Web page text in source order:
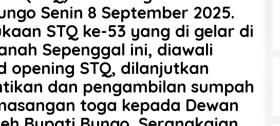
Senin 8 September 2025.
STQ ke-53 yang di gelar di
Sepenggal ini, diawali
opening STQ, dilanjutkan
dan pengambilan sumpah
toga kepada Dewan